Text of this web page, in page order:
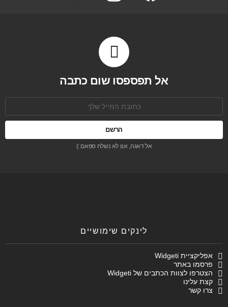
אל תפספסו שום כתבה
אל דאגה, אנו לא נשלח ספאם :)
לינקים שימושיים
אפליקציית Widgeti
פרסמו באתר
הצטרפו לצוות הכתבים של Widgeti
קצת עלינו
צרו קשר